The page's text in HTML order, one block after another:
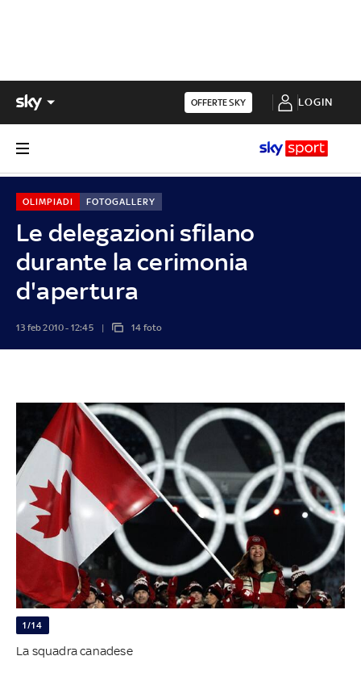
OFFERTE SKY LOGIN
Le delegazioni sfilano
durante la cerimonia
d'apertura
OLIMPIADI FOTOGALLERY
13 feb 2010 - 12:45 14 foto
1/14
La squadra canadese